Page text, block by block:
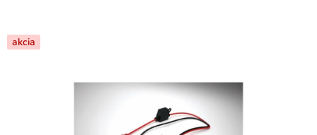
z
5akcia